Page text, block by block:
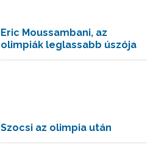
Eric Moussambani, az
olimpiák leglassabb úszója
Szocsi az olimpia után